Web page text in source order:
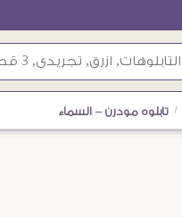
/ تابلوه مودرن – السماء